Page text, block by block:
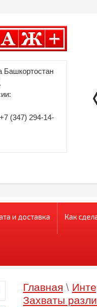
Башкортостан
(347) 294-14-
и доставка Как
Главная \
Захваты